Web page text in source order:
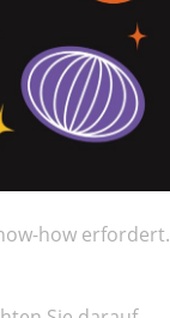
how erfordert.